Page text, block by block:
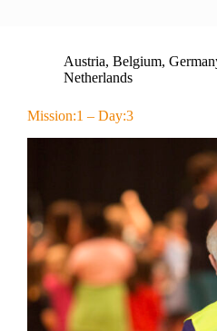
Austria, Belgium,
Netherlands
Mission:1 – Day:3